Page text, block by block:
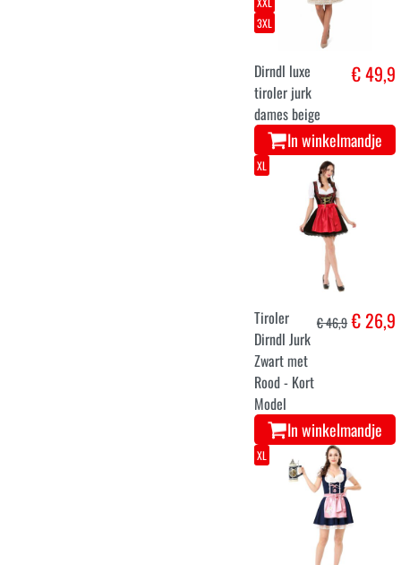
3XL
Dirndl luxe
tiroler jurk
dames beige
€ 49,9
In winkelmandje
XL
Tiroler
Dirndl Jurk
Zwart met
Rood - Kort
Model
€ 46,9€ 26,9
In winkelmandje
XL